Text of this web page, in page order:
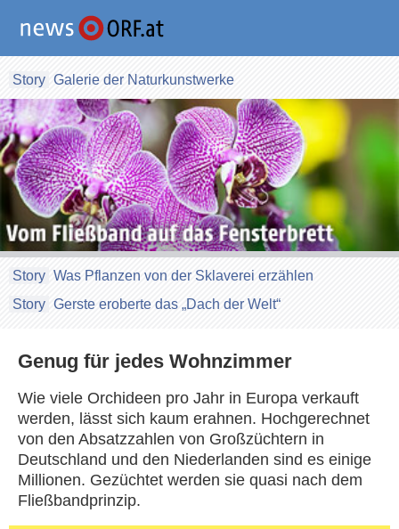
Galerie der Naturkunstwerke
Was Pflanzen von der Sklaverei erzählen
Gerste eroberte das „Dach der Welt“
Genug für jedes Wohnzimmer
Wie viele Orchideen pro Jahr in Europa verkauft
werden, lässt sich kaum erahnen. Hochgerechnet
von den Absatzzahlen von Großzüchtern in
Deutschland und den Niederlanden sind es einige
Millionen. Gezüchtet werden sie quasi nach dem
Fließbandprinzip.